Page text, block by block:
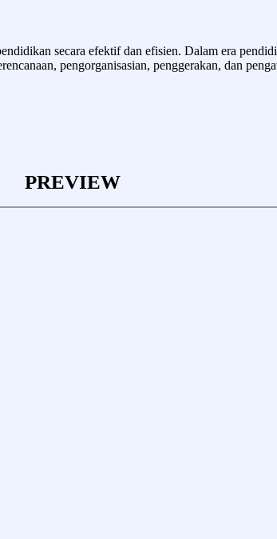
secara efektif dan efisien. Dalam era
pengorganisasian, penggerakan, dan
PREVIEW